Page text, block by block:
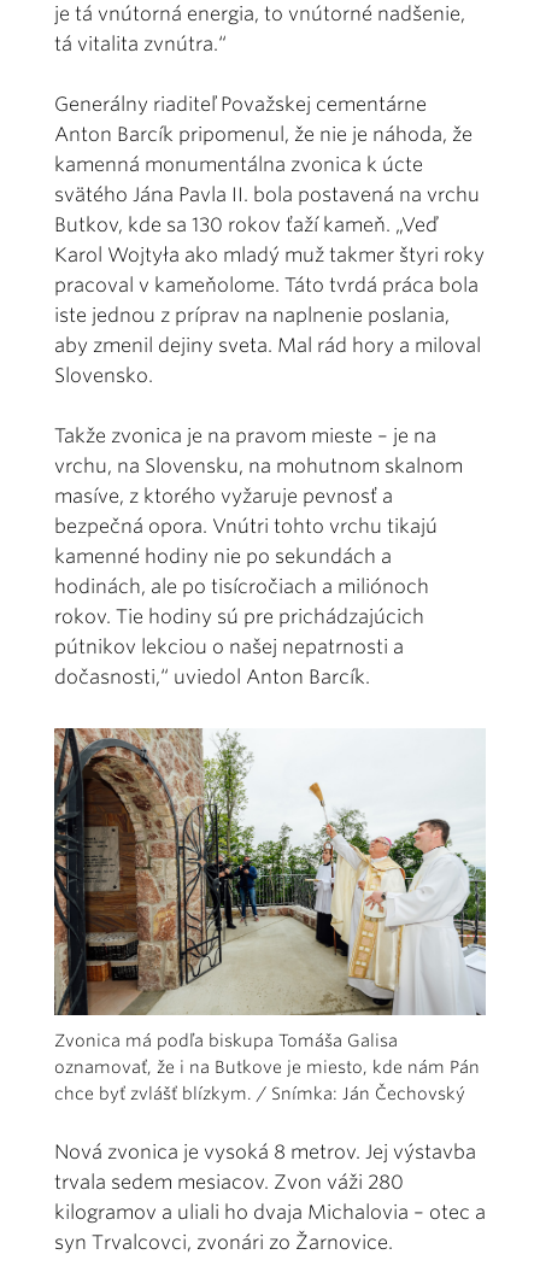
je tá vnútorná energia, to vnútorné nadšenie,
tá vitalita zvnútra.“
Generálny riaditeľ Považskej cementárne
Anton Barcík pripomenul, že nie je náhoda, že
kamenná monumentálna zvonica k úcte
svätého Jána Pavla II. bola postavená na vrchu
Butkov, kde sa 130 rokov ťaží kameň. „Veď
Karol Wojtyła ako mladý muž takmer štyri roky
pracoval v kameňolome. Táto tvrdá práca bola
iste jednou z príprav na naplnenie poslania,
aby zmenil dejiny sveta. Mal rád hory a miloval
Slovensko.
Takže zvonica je na pravom mieste – je na
vrchu, na Slovensku, na mohutnom skalnom
masíve, z ktorého vyžaruje pevnosť a
bezpečná opora. Vnútri tohto vrchu tikajú
kamenné hodiny nie po sekundách a
hodinách, ale po tisícročiach a miliónoch
rokov. Tie hodiny sú pre prichádzajúcich
pútnikov lekciou o našej nepatrnosti a
dočasnosti,“ uviedol Anton Barcík.
Zvonica má podľa biskupa Tomáša Galisa
oznamovať, že i na Butkove je miesto, kde nám Pán
chce byť zvlášť blízkym. / Snímka: Ján Čechovský
Nová zvonica je vysoká 8 metrov. Jej výstavba
trvala sedem mesiacov. Zvon váži 280
kilogramov a uliali ho dvaja Michalovia – otec a
syn Trvalcovci, zvonári zo Žarnovice.